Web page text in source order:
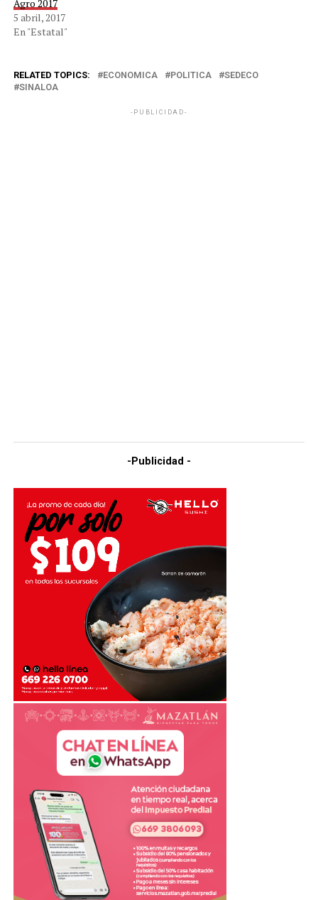
Agro 2017
5 abril, 2017
En "Estatal"
RELATED TOPICS: ECONOMICA POLITICA
SEDECO
SINALOA
-PUBLICIDAD-
-Publicidad -